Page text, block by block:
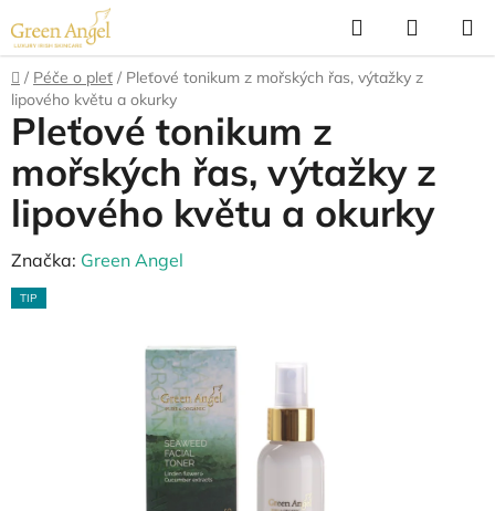
na
obsah
Hledat
KOŠÍK
Domů
/ Péče o pleť / Pleťové tonikum z mořských řas, výtažky z
lipového květu a okurky
Pleťové tonikum z
mořských řas, výtažky z
lipového květu a okurky
Značka: Green Angel
TIP